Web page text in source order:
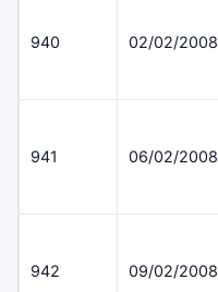
940 02/02/2008
941 06/02/2008
942 09/02/2008